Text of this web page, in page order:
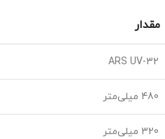
مقدار
ARS UV-32
480 میلی‌متر
320 میلی‌متر